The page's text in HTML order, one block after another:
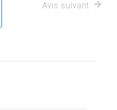
Avis suivant